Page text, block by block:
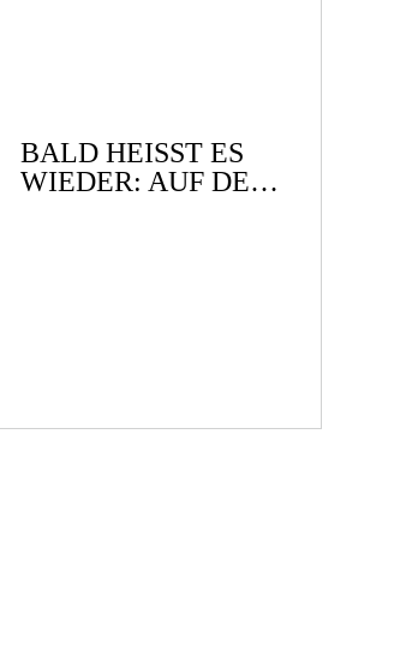
BALD HEISST ES W
IEDER: AUF DER R